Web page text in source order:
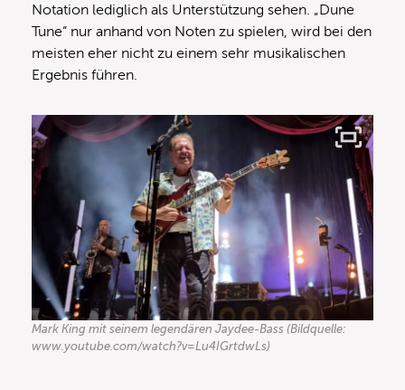
Notation lediglich als Unterstützung sehen. „Dune
Tune“ nur anhand von Noten zu spielen, wird bei den
meisten eher nicht zu einem sehr musikalischen
Ergebnis führen.
Mark King mit seinem legendären Jaydee-Bass (Bildquelle:
www.youtube.com/watch?v=Lu4IGrtdwLs)